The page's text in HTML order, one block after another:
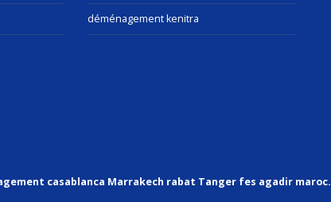
déménagement kenitra
casablanca Marrakech rabat Tanger fes agadir maroc.